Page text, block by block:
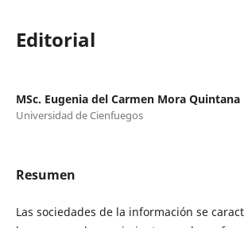
Editorial
MSc. Eugenia del Carmen Mora Quintana
Universidad de Cienfuegos
Resumen
Las sociedades de la información se